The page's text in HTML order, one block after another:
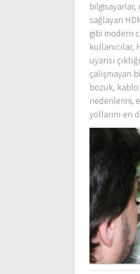
bilgisayarlar,
sağlayan
gibi modern
kullanıcılar,
uyarısı
çalışmayan
bozuk, kablo
nedenlerini,
yollarını en